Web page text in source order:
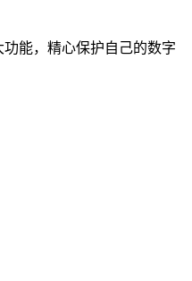
能，精心保护自己的数字